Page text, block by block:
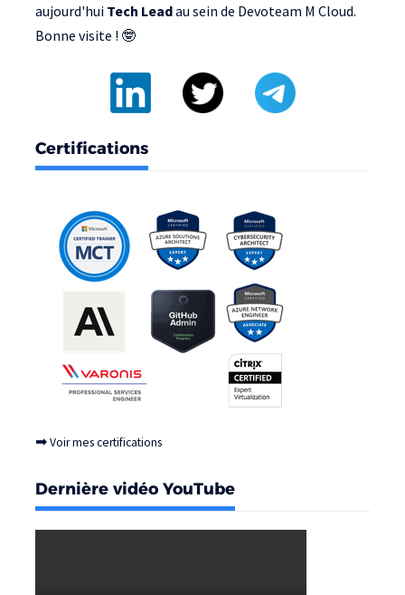
aujourd'hui Tech Leadau sein de Devoteam M Cloud.
Bonne visite ! 🤓
Certifications
➡Voir mes certifications
Dernière vidéo YouTube